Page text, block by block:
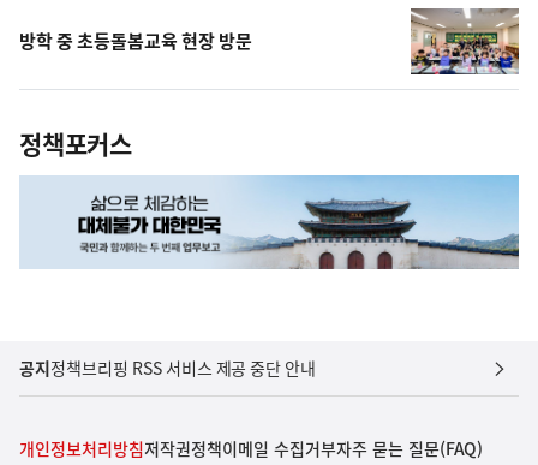
방학 중 초등돌봄교육 현장 방문
정책포커스
공지정책브리핑 RSS 서비스 제공 중단 안내
개인정보처리방침저작권정책이메일 수집거부자주 묻는 질문(FAQ)